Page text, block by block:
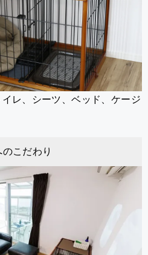
レ、シーツ、ベッド、ケージ
のこだわり